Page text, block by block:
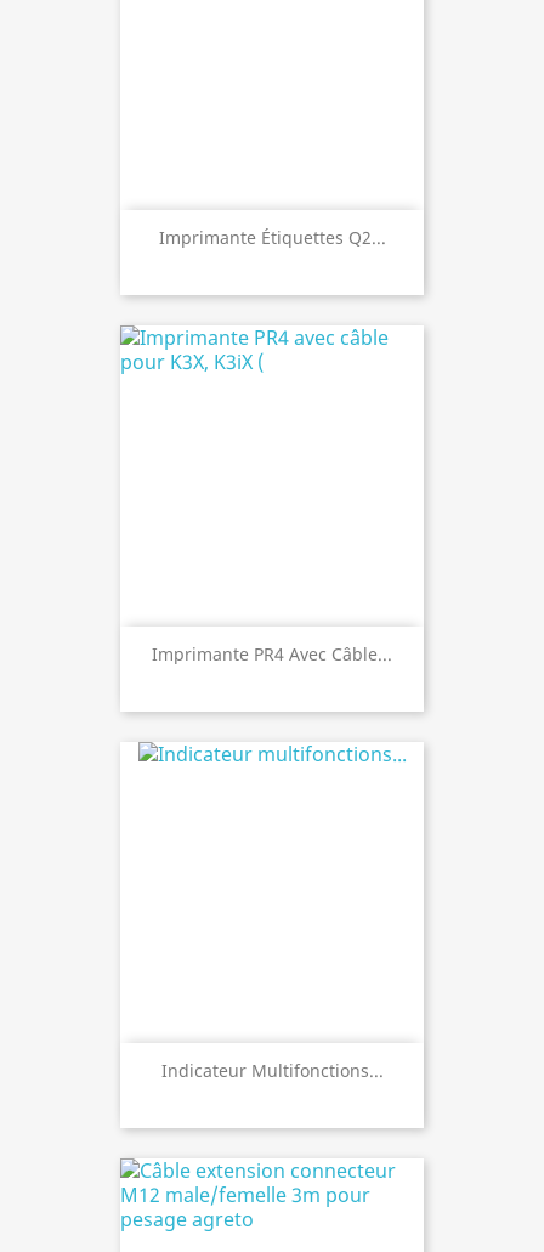
Imprimante Étiquettes Q2...
Imprimante PR4 Avec Câble...
Indicateur Multifonctions...